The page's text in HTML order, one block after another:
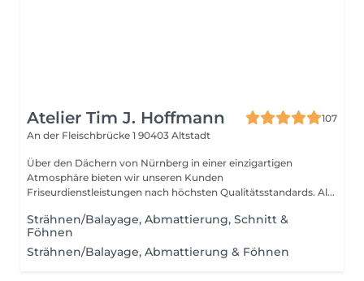
Atelier Tim J. Hoffmann
107
An der Fleischbrücke 1 90403 Altstadt
Über den Dächern von Nürnberg in einer einzigartigen
Atmosphäre bieten wir unseren Kunden
Friseurdienstleistungen nach höchsten Qualitätsstandards. Al...
Strähnen/Balayage, Abmattierung, Schnitt &
Föhnen
Strähnen/Balayage, Abmattierung & Föhnen